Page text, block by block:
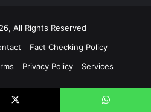
All Rights Reserved
Fact Checking Policy
Privacy Policy Services